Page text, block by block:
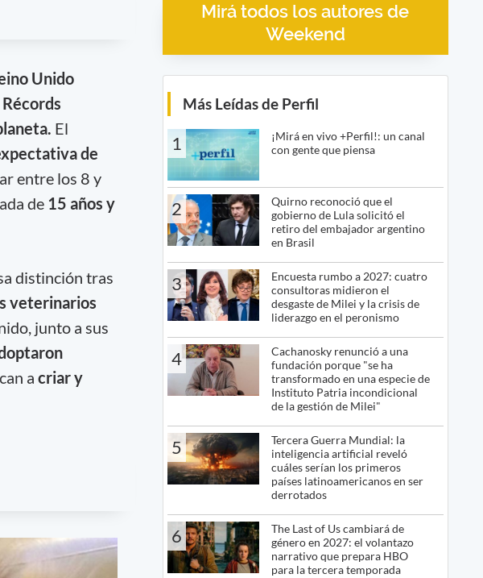
Unido
Récords
El
de
entre los 8 y
de 15 años y
distinción tras
veterinarios
junto a sus
a criar y
Mirá todos los autores de
Weekend
Más Leídas de Perfil
1
¡Mirá en vivo +Perfil!: un canal
con gente que piensa
2
Quirno reconoció que el
gobierno de Lula solicitó el
retiro del embajador argentino
en Brasil
3
Encuesta rumbo a 2027: cuatro
consultoras midieron el
desgaste de Milei y la crisis de
liderazgo en el peronismo
4
Cachanosky renunció a una
fundación porque "se ha
transformado en una especie de
Instituto Patria incondicional
de la gestión de Milei"
5
Tercera Guerra Mundial: la
inteligencia artificial reveló
cuáles serían los primeros
países latinoamericanos en ser
derrotados
6
The Last of Us cambiará de
género en 2027: el volantazo
narrativo que prepara HBO
para la tercera temporada